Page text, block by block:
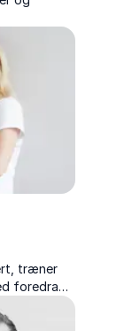
inden for
og
træner
foredrag
og trivsel
nærvær